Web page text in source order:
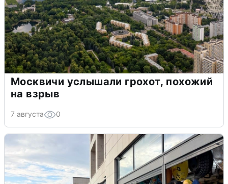
Москвичи услышали грохот, похожий
на взрыв
7 августа 0